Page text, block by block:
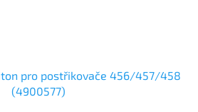
pro postřikovače 456/457/458
(4900577)